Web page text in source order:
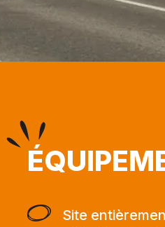
Site